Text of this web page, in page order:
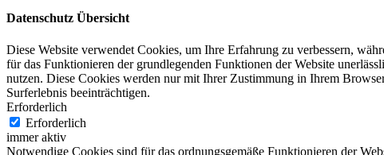
Datenschutz Übersicht
Diese Website verwendet Cookies, um Ihre Erfahrung zu verbessern,
für das Funktionieren der grundlegenden Funktionen der Website
nutzen. Diese Cookies werden nur mit Ihrer Zustimmung in Ihrem
Surferlebnis beeinträchtigen.
Erforderlich
Erforderlich
immer aktiv
Notwendige Cookies sind für das ordnungsgemäße Funktionieren der